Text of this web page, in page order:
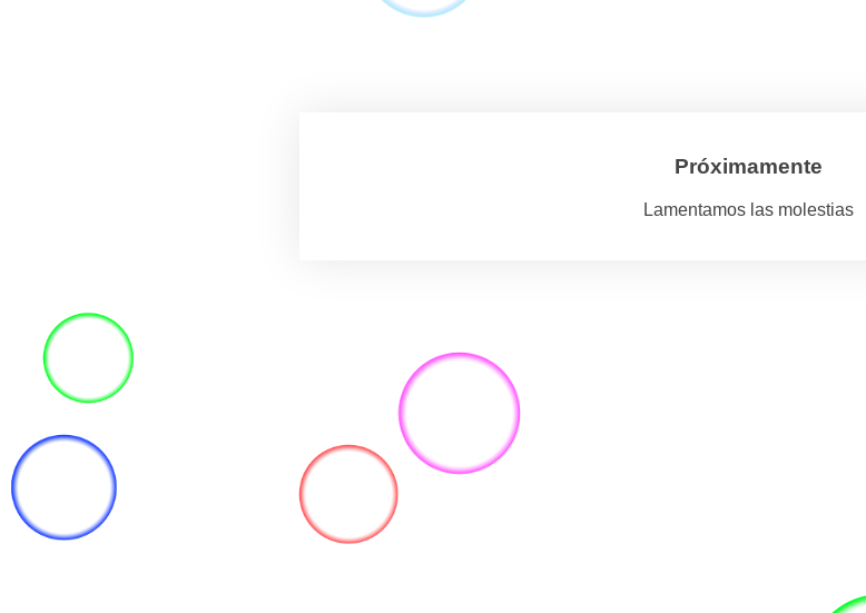
Próximamente
Lamentamos las molestias